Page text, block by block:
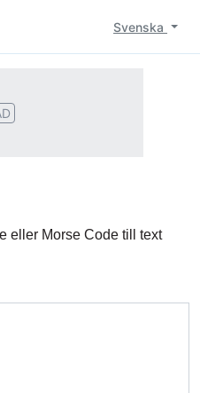
Svenska
eller Morse Code till text